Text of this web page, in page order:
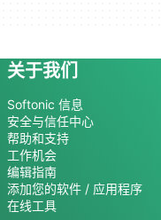
关于我们
Softonic 信息
安全与信任中心
帮助和支持
工作机会
编辑指南
添加您的软件 / 应用程序
在线工具